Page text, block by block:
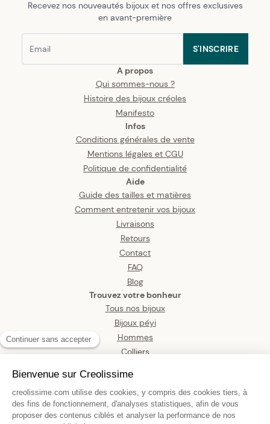
A propos
Qui sommes-nous ?
Histoire des bijoux créoles
Manifesto
Infos
Conditions générales de vente
Mentions légales et CGU
Politique de confidentialité
Aide
Guide des tailles et matières
Comment entretenir vos bijoux
Livraisons
Retours
Contact
FAQ
Blog
Trouvez votre bonheur
Tous nos bijoux
Bijoux péyi
Hommes
Colliers
Bracelets
Pendentifs
Bagues
Recevez nos nouveautés bijoux et nos offres exclusives
en avant-première
S'INSCRIRE